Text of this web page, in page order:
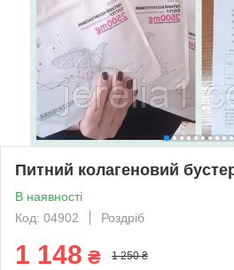
Питний колагеновий
В наявності
Код: 04902
Роздріб
1 148 ₴ 1 250 ₴